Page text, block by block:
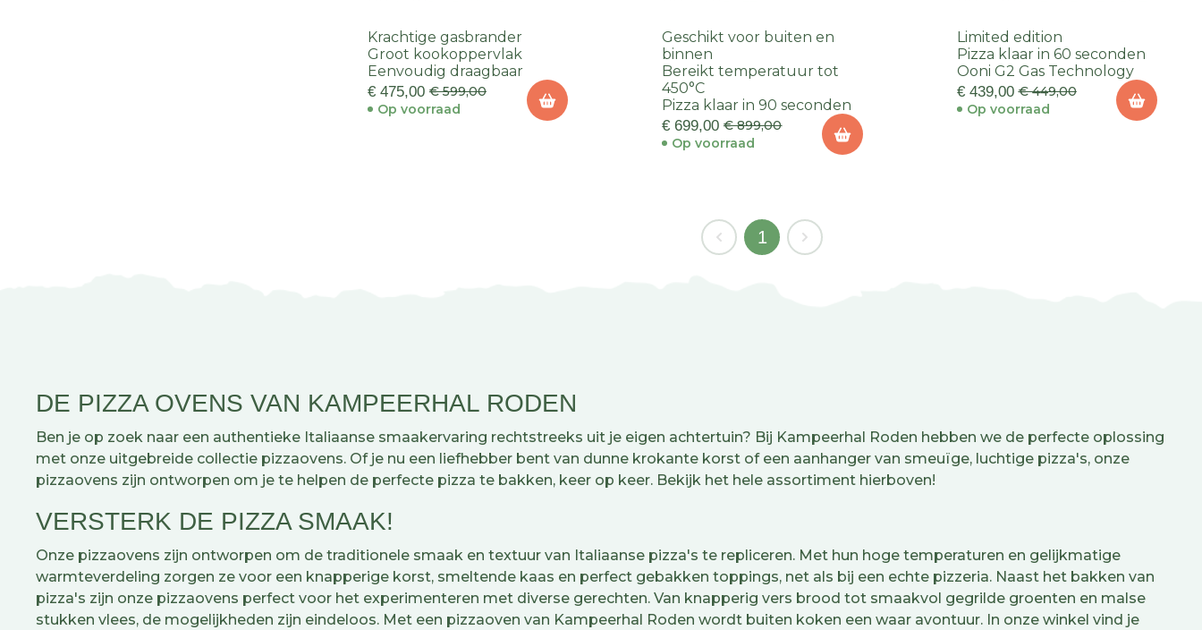
Krachtige gasbrander
Groot kookoppervlak
Eenvoudig draagbaar
€ 475,00 € 599,00
Op voorraad
Geschikt voor buiten en
binnen
Bereikt temperatuur tot
450°C
Pizza klaar in 90 seconden
€ 699,00 € 899,00
Op voorraad
Limited edition
Pizza klaar in 60 seconden
Ooni G2 Gas Technology
€ 439,00 € 449,00
Op voorraad
1
DE PIZZA OVENS VAN KAMPEERHAL RODEN
Ben je op zoek naar een authentieke Italiaanse smaakervaring rechtstreeks uit je eigen achtertuin? Bij Kampeerhal Roden hebben we de perfecte oplossing
met onze uitgebreide collectie pizzaovens. Of je nu een liefhebber bent van dunne krokante korst of een aanhanger van smeuïge, luchtige pizza's, onze
pizzaovens zijn ontworpen om je te helpen de perfecte pizza te bakken, keer op keer. Bekijk het hele assortiment hierboven!
VERSTERK DE PIZZA SMAAK!
Onze pizzaovens zijn ontworpen om de traditionele smaak en textuur van Italiaanse pizza's te repliceren. Met hun hoge temperaturen en gelijkmatige
warmteverdeling zorgen ze voor een knapperige korst, smeltende kaas en perfect gebakken toppings, net als bij een echte pizzeria. Naast het bakken van
pizza's zijn onze pizzaovens perfect voor het experimenteren met diverse gerechten. Van knapperig vers brood tot smaakvol gegrilde groenten en malse
stukken vlees, de mogelijkheden zijn eindeloos. Met een pizzaoven van Kampeerhal Roden wordt buiten koken een waar avontuur. In onze winkel vind je